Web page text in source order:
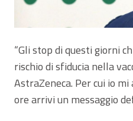
“Gli stop di questi giorni
rischio di sfiducia nella
AstraZeneca. Per cui io
ore arrivi un messaggio